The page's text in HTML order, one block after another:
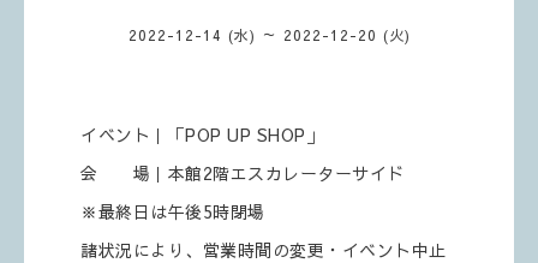
2022-12-14 (水) ～ 2022-12-20 (火)
イベント｜「POP UP SHOP」
会 場｜本館2階エスカレーターサイド
※最終日は午後5時閉場
諸状況により、営業時間の変更・イベント中止